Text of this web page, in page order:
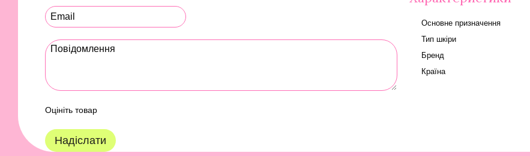
Оцініть товар
Надіслати
Основне призначення
Тип шкіри
Бренд
Країна